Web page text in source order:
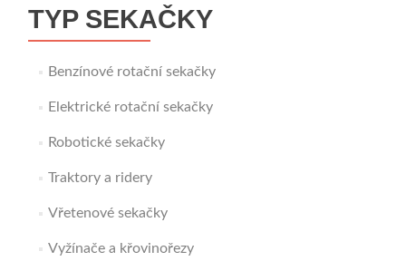
TYP SEKAČKY
Benzínové rotační sekačky
Elektrické rotační sekačky
Robotické sekačky
Traktory a ridery
Vřetenové sekačky
Vyžínače a křovinořezy